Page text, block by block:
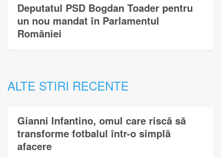
Deputatul PSD Bogdan Toader pentru
un nou mandat în Parlamentul
României
ALTE STIRI RECENTE
Gianni Infantino, omul care riscă să
transforme fotbalul într-o simplă
afacere